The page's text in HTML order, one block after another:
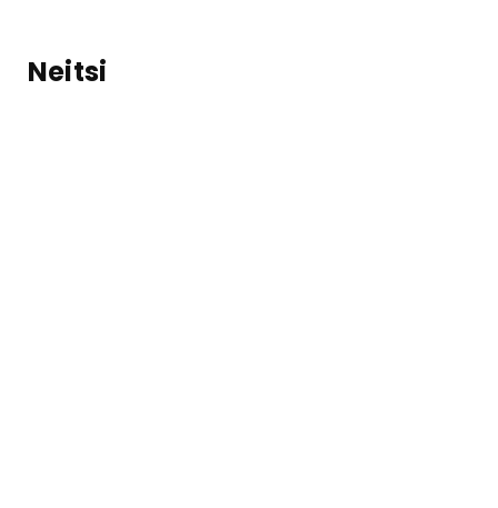
Neitsi